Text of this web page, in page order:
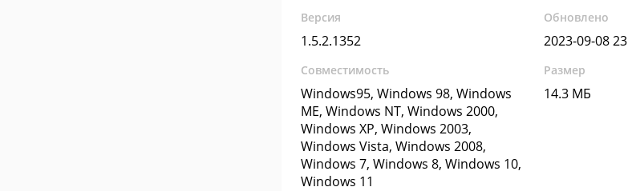
Версия
1.5.2.1352
Обновлено
2023-09-08
Совместимость
Windows95, Windows 98, Windows
ME, Windows NT, Windows 2000,
Windows XP, Windows 2003,
Windows Vista, Windows 2008,
Windows 7, Windows 8, Windows 10,
Windows 11
Размер
14.3 МБ